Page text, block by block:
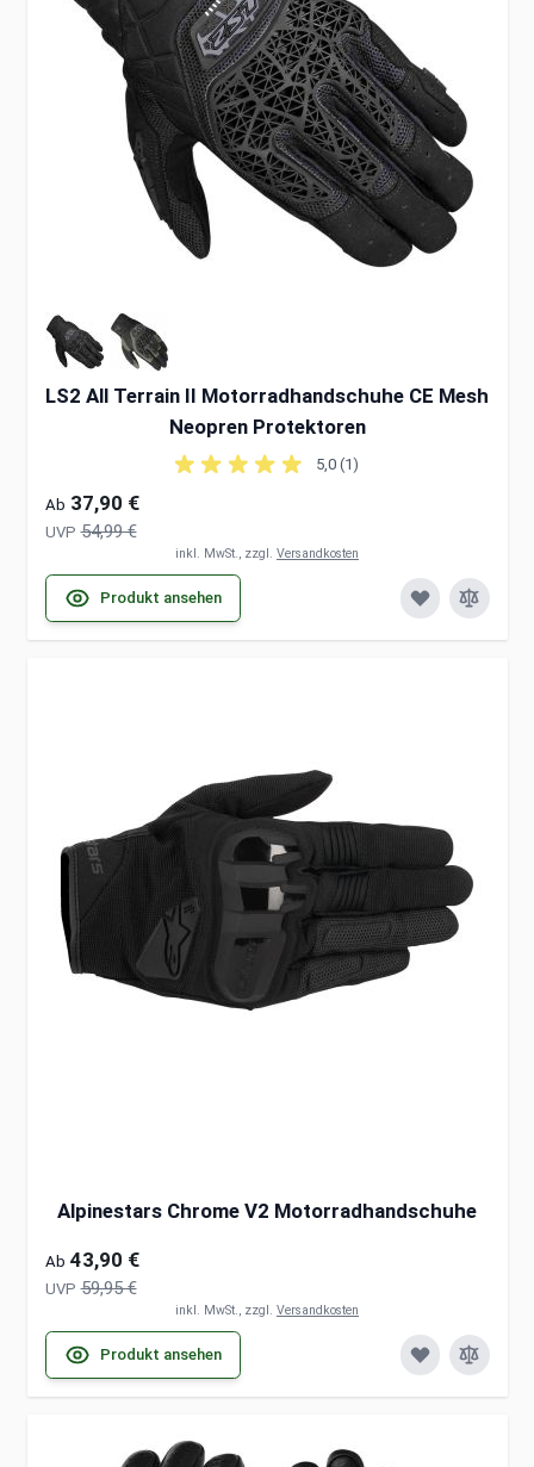
LS2 All Terrain II Motorradhandschuhe CE Mesh
Neopren Protektoren
5,0 (1)
Ab 37,90 €
UVP 54,99 €
inkl. MwSt., zzgl. Versandkosten
Produkt ansehen
Alpinestars Chrome V2 Motorradhandschuhe
Ab 43,90 €
UVP 59,95 €
inkl. MwSt., zzgl. Versandkosten
Produkt ansehen